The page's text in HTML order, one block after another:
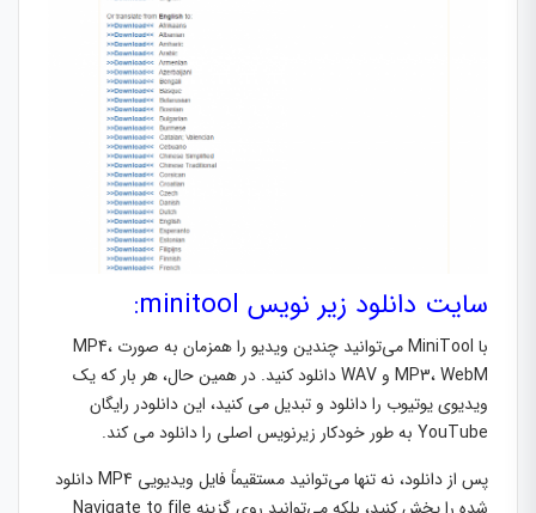
سایت دانلود زیر نویس minitool:
با MiniTool می‌توانید چندین ویدیو را همزمان به صورت MP4،
MP3، WebM و WAV دانلود کنید. در همین حال، هر بار که یک
ویدیوی یوتیوب را دانلود و تبدیل می کنید، این دانلودر رایگان
YouTube به طور خودکار زیرنویس اصلی را دانلود می کند.
پس از دانلود، نه تنها می‌توانید مستقیماً فایل ویدیویی MP4 دانلود